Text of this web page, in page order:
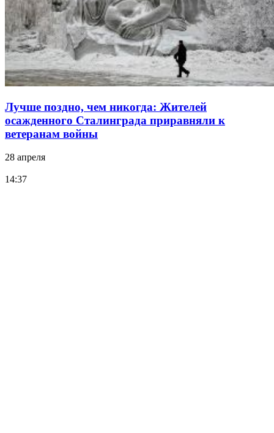
Лучше поздно, чем никогда: Жителей
осажденного Сталинграда приравняли к
ветеранам войны
28 апреля
14:37